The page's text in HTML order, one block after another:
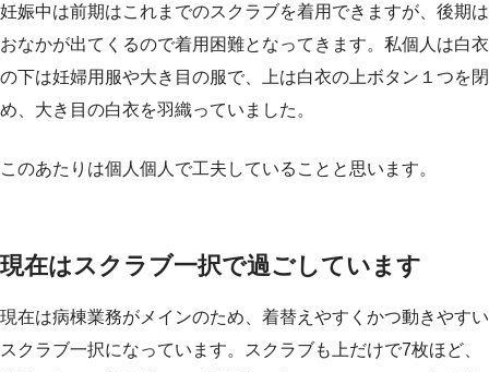
妊娠中は前期はこれまでのスクラブを着用できますが、後期は
おなかが出てくるので着用困難となってきます。私個人は白衣
の下は妊婦用服や大き目の服で、上は白衣の上ボタン１つを閉
め、大き目の白衣を羽織っていました。
このあたりは個人個人で工夫していることと思います。
現在はスクラブ一択で過ごしています
現在は病棟業務がメインのため、着替えやすくかつ動きやすい
スクラブ一択になっています。スクラブも上だけで7枚ほど、